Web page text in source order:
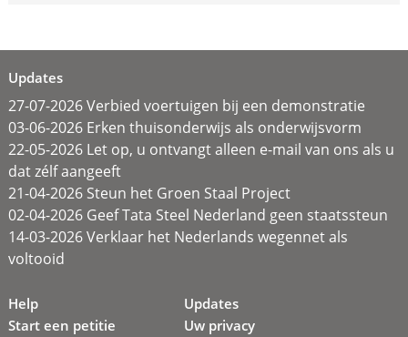
Updates
27-07-2026 Verbied voertuigen bij een demonstratie
03-06-2026 Erken thuisonderwijs als onderwijsvorm
22-05-2026 Let op, u ontvangt alleen e-mail van ons als u
dat zélf aangeeft
21-04-2026 Steun het Groen Staal Project
02-04-2026 Geef Tata Steel Nederland geen staatssteun
14-03-2026 Verklaar het Nederlands wegennet als
voltooid
Help
Start een petitie
Updates
Uw privacy